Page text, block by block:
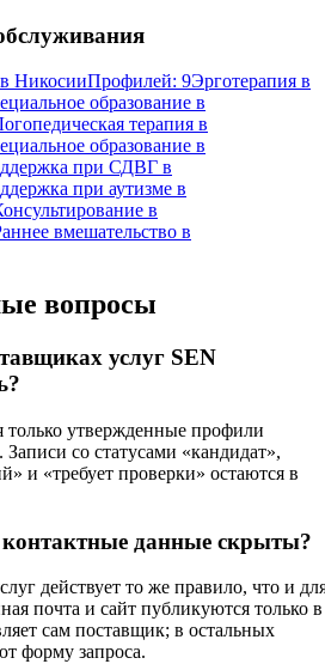
НикосииПрофилей: 9Эрготерапия в
образование в
терапия в
образование в
при СДВГ в
при аутизме в
в
вмешательство в
вопросы
услуг SEN
утвержденные профили
со статусами «кандидат»,
и «требует проверки» остаются в
данные скрыты?
действует то же правило, что и
почта и сайт публикуются только в
сам поставщик; в остальных
форму запроса.